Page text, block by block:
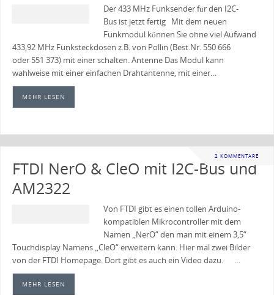
Der 433 MHz Funksender für den I2C-
Bus ist jetzt fertig Mit dem neuen
Funkmodul können Sie ohne viel Aufwand
433,92 MHz Funksteckdosen z.B. von Pollin (Best.Nr. 550 666
oder 551 373) mit einer schalten. Antenne Das Modul kann
wahlweise mit einer einfachen Drahtantenne, mit einer…
MEHR LESEN
2 KOMMENTARE
FTDI NerO & CleO mit I2C-Bus und
AM2322
Von FTDI gibt es einen tollen Arduino-
kompatiblen Mikrocontroller mit dem
Namen „NerO“ den man mit einem 3,5“
Touchdisplay Namens „CleO“ erweitern kann. Hier mal zwei Bilder
von der FTDI Homepage. Dort gibt es auch ein Video dazu. …
MEHR LESEN